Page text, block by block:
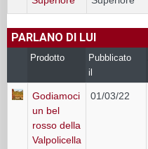
PARLANO DI LUI
Prodotto
Pubblicato
il
Godiamoci
un bel
rosso della
Valpolicella
01/03/22